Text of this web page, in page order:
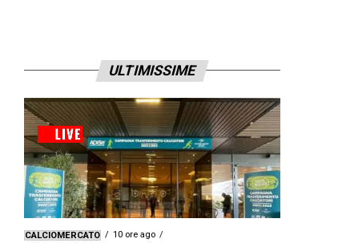
ULTIMISSIME
CALCIOMERCATO 10 ore ago